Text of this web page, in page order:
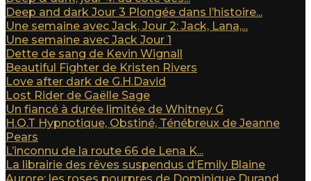
Deep and dark Jour 3 Plongée dans l’histoire...
Une semaine avec Jack, Jour 2: Jack, Lana,...
Une semaine avec Jack Jour 1
Dette de sang de Kevin Wignall
Beautiful Fighter de Kristen Rivers
Love after dark de G.H.David
Lost Rider de Gaëlle Sage
Un fiancé à durée limitée de Whitney G
H.O.T Hypnotique, Obstiné, Ténébreux de Jeanne
Pears
L’inconnu de la route 66 de Lena K...
La librairie des rêves suspendus d’Emily Blaine